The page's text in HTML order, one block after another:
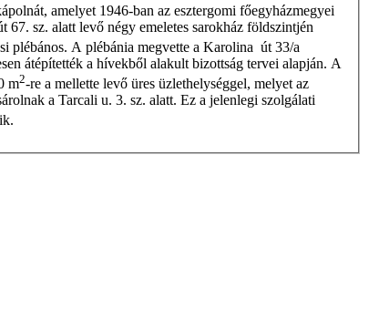
amelyet 1946-ban az esztergomi főegyházmegyei
sz. alatt levő négy emeletes sarokház földszintjén
plébános. A plébánia megvette a Karolina út 33/a
átépítették a hívekből alakult bizottság tervei alapján. A
m2-re a mellette levő üres üzlethelységgel, melyet az
a Tarcali u. 3. sz. alatt. Ez a jelenlegi szolgálati